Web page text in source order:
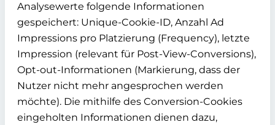
Analysewerte folgende Informationen
gespeichert: Unique-Cookie-ID, Anzahl Ad
Impressions pro Platzierung (Frequency), letzte
Impression (relevant für Post-View-Conversions),
Opt-out-Informationen (Markierung, dass der
Nutzer nicht mehr angesprochen werden
möchte). Die mithilfe des Conversion-Cookies
eingeholten Informationen dienen dazu,